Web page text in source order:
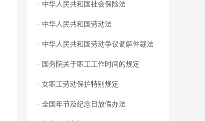
· 中华人民共和国社会保险法
· 中华人民共和国劳动法
· 中华人民共和国劳动争议调解仲裁法
· 国务院关于职工工作时间的规定
· 女职工劳动保护特别规定
· 全国年节及纪念日放假办法